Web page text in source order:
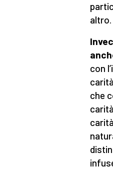
altro.
con
che